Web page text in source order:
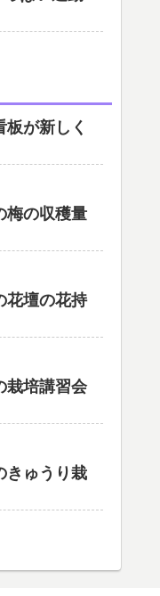
が新しく
梅の収穫量
花壇の花持
栽培講習会
きゅうり栽